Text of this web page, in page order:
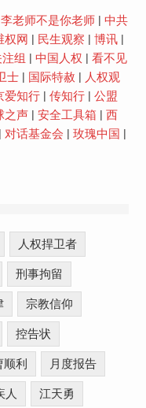
李老师不是你老师| 中共
权网 民生观察 博讯|
组 中国人权
看不见
士| 国际特赦
人权观
爱知行| 传知行| 公盟
之声| 安全工具箱
西
对话基金会 玫瑰中国
人权捍卫者
刑事拘留
宗教信仰
控告状
顺利 月度报告
人 江天勇